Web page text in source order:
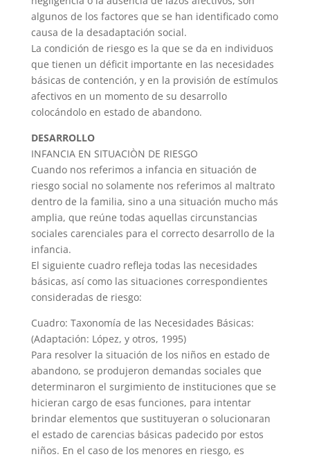
algunos de los factores que se han identificado como
causa de la desadaptación social.
La condición de riesgo es la que se da en individuos
que tienen un déficit importante en las necesidades
básicas de contención, y en la provisión de estímulos
afectivos en un momento de su desarrollo
colocándolo en estado de abandono.
DESARROLLO
INFANCIA EN SITUACIÒN DE RIESGO
Cuando nos referimos a infancia en situación de
riesgo social no solamente nos referimos al maltrato
dentro de la familia, sino a una situación mucho más
amplia, que reúne todas aquellas circunstancias
sociales carenciales para el correcto desarrollo de la
infancia.
El siguiente cuadro refleja todas las necesidades
básicas, así como las situaciones correspondientes
consideradas de riesgo:
Cuadro: Taxonomía de las Necesidades Básicas:
(Adaptación: López, y otros, 1995)
Para resolver la situación de los niños en estado de
abandono, se produjeron demandas sociales que
determinaron el surgimiento de instituciones que se
hicieran cargo de esas funciones, para intentar
brindar elementos que sustituyeran o solucionaran
el estado de carencias básicas padecido por estos
niños. En el caso de los menores en riesgo, es